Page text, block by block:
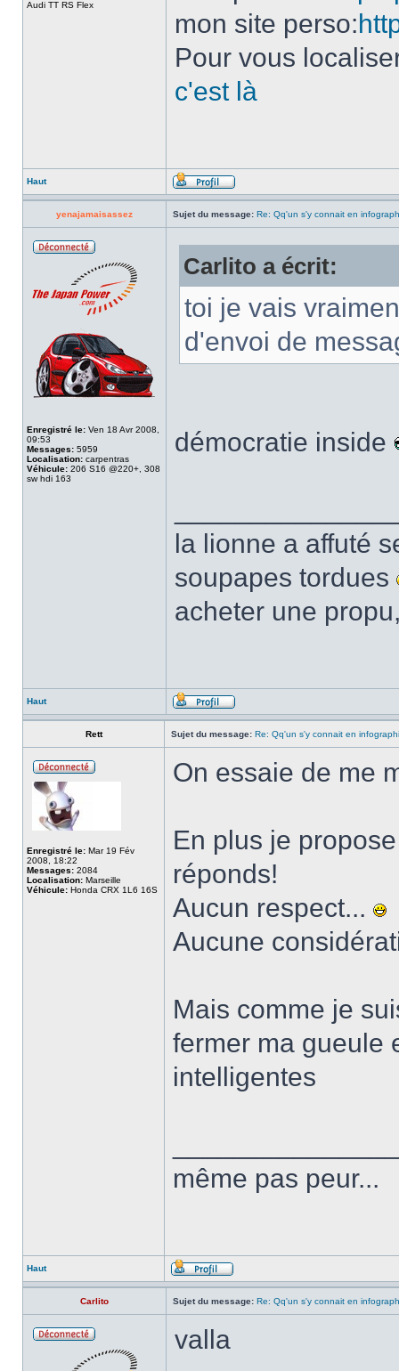
Audi TT RS Flex
mon site perso:
Pour vous
c'est là
Haut
yenajamaisassez Sujet du message: Re: Qq'un s'y connait en
Enregistré le: Ven 18 Avr 2008,
09:53
Messages: 5959
Localisation: carpentras
Véhicule: 206 S16 @220+, 308
sw hdi 163
Carlito a écrit:
toi je vais
d'envoi de
démocratie inside
la lionne a affuté
soupapes tordues
acheter une
Haut
Rett Sujet du message: Re: Qq'un s'y connait en
Enregistré le: Mar 19 Fév
2008, 18:22
Messages: 2084
Localisation: Marseille
Véhicule: Honda CRX 1L6 16S
On essaie de me
En plus je
réponds!
Aucun respect...
Aucune
Mais comme je
fermer ma gueule
intelligentes
même pas peur...
Haut
Carlito Sujet du message: Re: Qq'un s'y connait en
valla